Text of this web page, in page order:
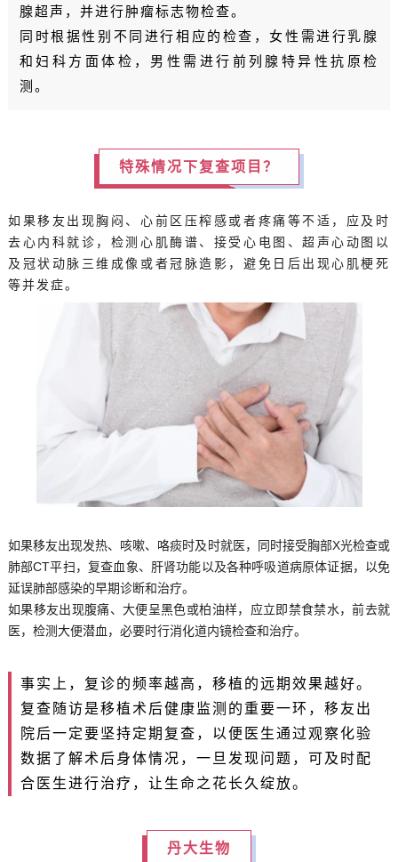
腺超声，并进行肿瘤标志物检查。
同时根据性别不同进行相应的检查，女性需进行乳腺
和妇科方面体检，男性需进行前列腺特异性抗原检
测。
特殊情况下复查项目？
如果移友出现胸闷、心前区压榨感或者疼痛等不适，应及时
去心内科就诊，检测心肌酶谱、接受心电图、超声心动图以
及冠状动脉三维成像或者冠脉造影，避免日后出现心肌梗死
等并发症。
如果移友出现发热、咳嗽、咯痰时及时就医，同时接受胸部X光检查或
肺部CT平扫，复查血象、肝肾功能以及各种呼吸道病原体证据，以免
延误肺部感染的早期诊断和治疗。
如果移友出现腹痛、大便呈黑色或柏油样，应立即禁食禁水，前去就
医，检测大便潜血，必要时行消化道内镜检查和治疗。
事实上，复诊的频率越高，移植的远期效果越好。
复查随访是移植术后健康监测的重要一环，移友出
院后一定要坚持定期复查，以便医生通过观察化验
数据了解术后身体情况，一旦发现问题，可及时配
合医生进行治疗，让生命之花长久绽放。
丹大生物